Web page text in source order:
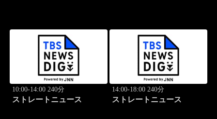
10:00-14:00 240分
ストレートニュース
14:00-18:00 240分
ストレートニュース